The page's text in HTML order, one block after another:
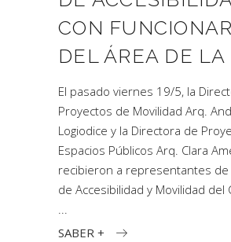
CON
DEL ÁREA DE LA
El pasado viernes 19/5, la
Proyectos de Movilidad Arq.
Logiodice y la Directora de
Espacios Públicos Arq. Clara
recibieron a representantes de
de Accesibilidad y Movilidad del
SABER +